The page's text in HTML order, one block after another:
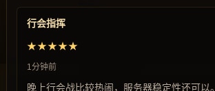
行会指挥
★★★★★
1分钟前
晚上行会战比较热闹，服务器稳定性还可以。